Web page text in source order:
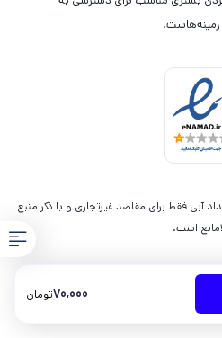
70,000تومان
زمینه‌هاست.
آبی فقط برای مقاصد غیرتجاری و با ذکر منبع
است.